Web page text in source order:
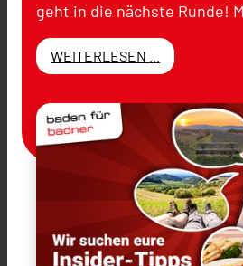
geht in die nächste Runde!
WEITERLESEN ...